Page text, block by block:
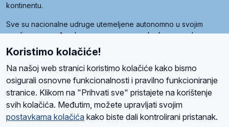
kontinentu.
Sve su nacionalne udruge utemeljene autonomno u svojim
zemljama, a međusobna su povezane preko krovne udruge
pod nazivom Svjetska obitelj Radio Marije (World Family of
Radio Maria). Svjetsku obitelj utemeljilo je sedam članica, među
kojima je i hrvatska Udruga Radio Marija.
O namaRadio ProgramVolonteriPrijateljiKontaktPravila privatnosti
Koristimo kolačiće!
Na našoj web stranici koristimo kolačiće kako bismo
osigurali osnovne funkcionalnosti i pravilno funkcioniranje
stranice. Klikom na "Prihvati sve" pristajete na korištenje
svih kolačića. Međutim, možete upravljati svojim
postavkama kolačića kako biste dali kontrolirani pristanak.